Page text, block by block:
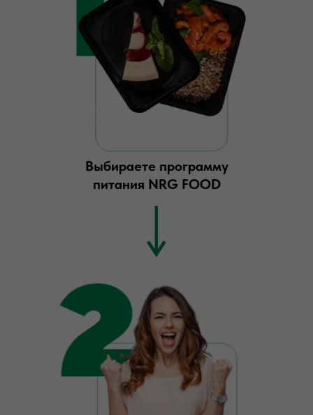
Выбираете программу
питания NRG FOOD